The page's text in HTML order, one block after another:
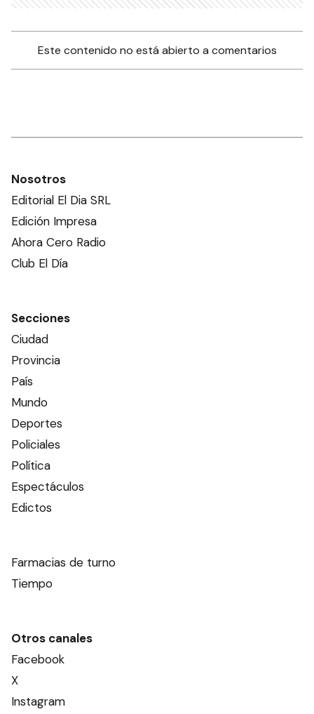
Este contenido no está abierto a comentarios
Nosotros
Editorial El Dia SRL
Edición Impresa
Ahora Cero Radio
Club El Día
Secciones
Ciudad
Provincia
País
Mundo
Deportes
Policiales
Política
Espectáculos
Edictos
Farmacias de turno
Tiempo
Otros canales
Facebook
X
Instagram